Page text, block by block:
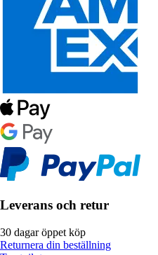
Leverans och retur
30 dagar öppet köp
Returnera din beställning